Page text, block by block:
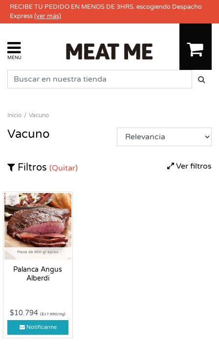
RECIBE TU PEDIDO EN MENOS DE 3HRS. escogiendo Despacho
Express(ver más)
MENU
Inicio Vacuno
Vacuno
Ver filtros
Filtros (Quitar)
Pieza de 600 gr aprox
Palanca Angus
Alberdi
Fresco
$10.794($17.990/Kg)
Notificarme